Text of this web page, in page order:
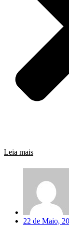
Leia mais
22 de Maio,